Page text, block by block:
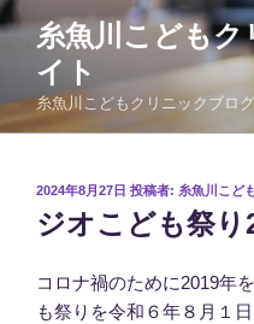
コ
ン
ツ
糸魚川こども
イト
糸魚川こどもクリニックブロ
投
稿
日:
2024年8月27日 投稿者: 糸魚川こど
ジオこども祭り
コロナ禍のために2019年
も祭りを令和６年８月１